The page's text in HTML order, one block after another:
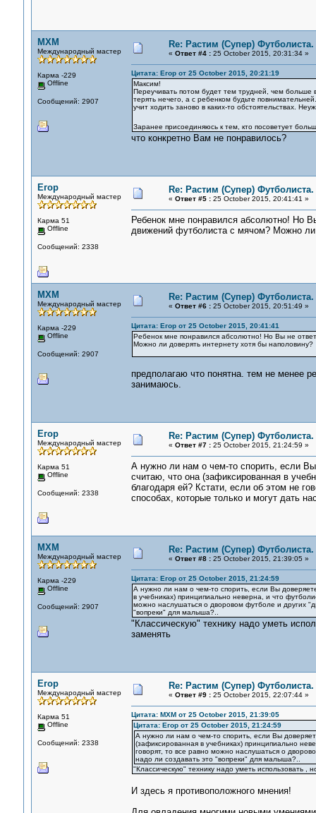
MXM
Международный мастер
Карма -229
Offline
Сообщений: 2907
Re: Растим (Супер) Футболиста.
« Ответ #4 :25 October 2015, 20:31:34 »
Цитата: Егор от 25 October 2015, 20:21:19
Максим!
Переучивать потом будет тем трудней, чем больше
терять нечего, а с ребенком будьте
учит ходить заново в каких-то обстоятельствах.
Заранее присоединяюсь к тем, кто посоветует
что конкретно Вам не понравилось?
Егор
Международный мастер
Карма 51
Offline
Сообщений: 2338
Re: Растим (Супер) Футболиста.
« Ответ #5 :25 October 2015, 20:41:41 »
Ребенок мне понравился абсолютно! Но
движений футболиста с мячом? Можно ли
MXM
Международный мастер
Карма -229
Offline
Сообщений: 2907
Re: Растим (Супер) Футболиста.
« Ответ #6 :25 October 2015, 20:51:49 »
Цитата: Егор от 25 October 2015, 20:41:41
Ребенок мне понравился абсолютно! Но Вы не
Можно ли доверять интернету хотя бы наполовину?
предполагаю что понятна. тем не менее
занимаюсь.
Егор
Международный мастер
Карма 51
Offline
Сообщений: 2338
Re: Растим (Супер) Футболиста.
« Ответ #7 :25 October 2015, 21:24:59 »
А нужно ли нам о чем-то спорить, если
считаю, что она (зафиксированная в
благодаря ей? Кстати, если об этом не
способах, которые только и могут дать
MXM
Международный мастер
Карма -229
Offline
Сообщений: 2907
Re: Растим (Супер) Футболиста.
« Ответ #8 :25 October 2015, 21:39:05 »
Цитата: Егор от 25 October 2015, 21:24:59
А нужно ли нам о чем-то спорить, если Вы
в учебниках) принципиально неверна, и что
можно наслушаться о дворовом футболе и других
"вопреки" для малыша?..
"Классическую" технику надо уметь
заменять
Егор
Международный мастер
Карма 51
Offline
Сообщений: 2338
Re: Растим (Супер) Футболиста.
« Ответ #9 :25 October 2015, 22:07:44 »
Цитата: MXM от 25 October 2015, 21:39:05
Цитата: Егор от 25 October 2015, 21:24:59
А нужно ли нам о чем-то спорить, если Вы
(зафиксированная в учебниках) принципиально
говорят, то все равно можно наслушаться о
надо ли создавать это "вопреки" для малыша?..
"Классическую" технику надо уметь использовать ,
И здесь я противоположного мнения!